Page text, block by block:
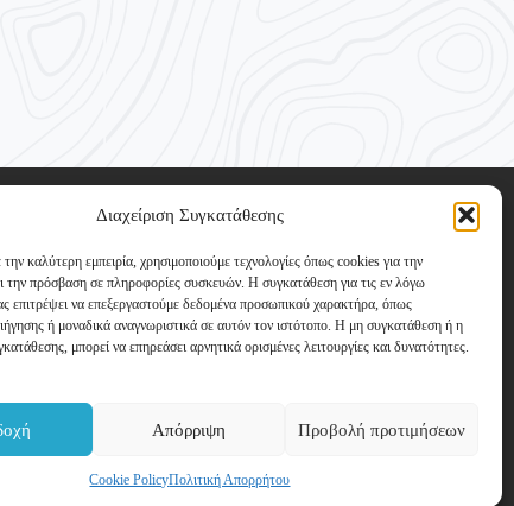
Διαχείριση Συγκατάθεσης
καλύτερη εμπειρία, χρησιμοποιούμε τεχνολογίες όπως cookies για την
την πρόσβαση σε πληροφορίες συσκευών. Η συγκατάθεση για τις εν λόγω
επιτρέψει να επεξεργαστούμε δεδομένα προσωπικού χαρακτήρα, όπως
ή μοναδικά αναγνωριστικά σε αυτόν τον ιστότοπο. Η μη συγκατάθεση ή η
μπορεί να επηρεάσει αρνητικά ορισμένες λειτουργίες και δυνατότητες.
Απόρριψη Προβολή προτιμήσεων
Cookie PolicyΠολιτική Απορρήτου